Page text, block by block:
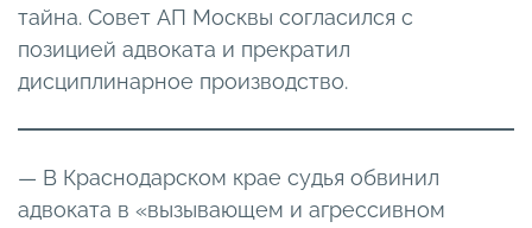
тайна. Совет АП Москвы согласился с
позицией адвоката и прекратил
дисциплинарное производство.
— В Краснодарском крае судья обвинил
адвоката в «вызывающем и агрессивном